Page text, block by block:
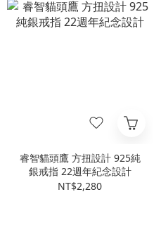
睿智貓頭鷹 方扭設計 925純
銀戒指 22週年紀念設計
NT$2,280